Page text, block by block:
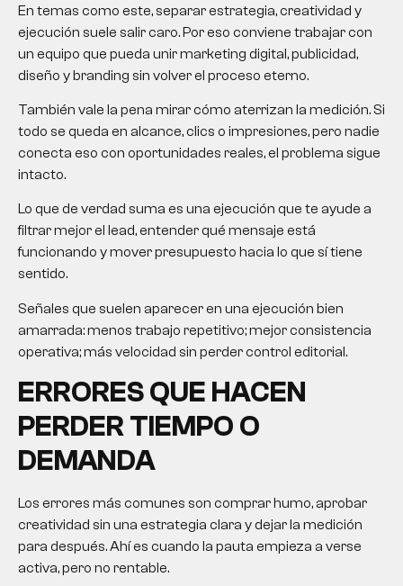
En temas como este, separar estrategia, creatividad y
ejecución suele salir caro. Por eso conviene trabajar con
un equipo que pueda unir marketing digital, publicidad,
diseño y branding sin volver el proceso eterno.
También vale la pena mirar cómo aterrizan la medición. Si
todo se queda en alcance, clics o impresiones, pero nadie
conecta eso con oportunidades reales, el problema sigue
intacto.
Lo que de verdad suma es una ejecución que te ayude a
filtrar mejor el lead, entender qué mensaje está
funcionando y mover presupuesto hacia lo que sí tiene
sentido.
Señales que suelen aparecer en una ejecución bien
amarrada: menos trabajo repetitivo; mejor consistencia
operativa; más velocidad sin perder control editorial.
ERRORES QUE HACEN
PERDER TIEMPO O
DEMANDA
Los errores más comunes son comprar humo, aprobar
creatividad sin una estrategia clara y dejar la medición
para después. Ahí es cuando la pauta empieza a verse
activa, pero no rentable.